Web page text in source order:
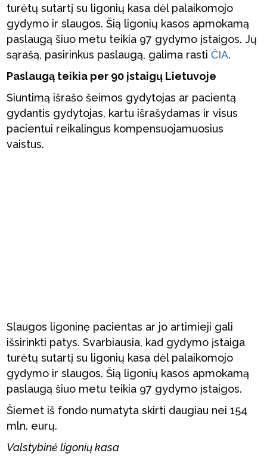
turėtų sutartį su ligonių kasa dėl palaikomojo
gydymo ir slaugos. Šią ligonių kasos apmokamą
paslaugą šiuo metu teikia 97 gydymo įstaigos. Jų
sąrašą, pasirinkus paslaugą, galima rastiČIA.
Paslaugą teikia per 90 įstaigų Lietuvoje
Siuntimą išrašo šeimos gydytojas ar pacientą
gydantis gydytojas, kartu išrašydamas ir visus
pacientui reikalingus kompensuojamuosius
vaistus.
Slaugos ligoninę pacientas ar jo artimieji gali
išsirinkti patys. Svarbiausia, kad gydymo įstaiga
turėtų sutartį su ligonių kasa dėl palaikomojo
gydymo ir slaugos. Šią ligonių kasos apmokamą
paslaugą šiuo metu teikia 97 gydymo įstaigos.
Šiemet iš fondo numatyta skirti daugiau nei 154
mln. eurų.
Valstybinė ligonių kasa